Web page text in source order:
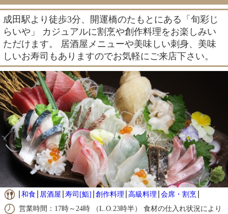
成田駅より徒歩3分、開運橋のたもとにある「旬彩じ
らいや」 カジュアルに割烹や創作料理をお楽しみい
ただけます。 居酒屋メニューや美味しい刺身、美味
しいお寿司もありますのでお気軽にご来店下さい。
和食 居酒屋 寿司[鮨] 創作料理 高級料理 会席・割烹
営業時間：17時～24時 （L.O.23時半） 食材の仕入れ状況により